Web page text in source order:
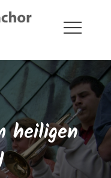
Bad Urach
heiligen